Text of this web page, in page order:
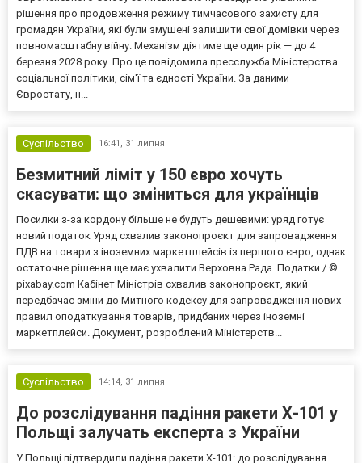
рішення про продовження режиму тимчасового захисту для
громадян України, які були змушені залишити свої домівки через
повномасштабну війну. Механізм діятиме ще один рік — до 4
березня 2028 року. Про це повідомила пресслужба Міністерства
соціальної політики, сім'ї та єдності України. За даними
Євростату, н...
Суспільство 16:41, 31 липня
Безмитний ліміт у 150 євро хочуть
скасувати: що зміниться для українців
Посилки з-за кордону більше не будуть дешевими: уряд готує
новий податок Уряд схвалив законопроєкт для запровадження
ПДВ на товари з іноземних маркетплейсів із першого євро, однак
остаточне рішення ще має ухвалити Верховна Рада. Податки / ©
pixabay.com Кабінет Міністрів схвалив законопроєкт, який
передбачає зміни до Митного кодексу для запровадження нових
правил оподаткування товарів, придбаних через іноземні
маркетплейси. Документ, розроблений Міністерств...
Суспільство 14:14, 31 липня
До розслідування падіння ракети Х-101 у
Польщі залучать експерта з України
У Польщі підтвердили падіння ракети Х-101: до розслідування